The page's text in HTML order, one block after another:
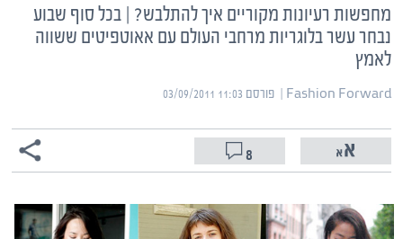
מחפשות רעיונות מקוריים איך להתלבש? | בכל סוף שבוע
נבחר עשר בלוגריות מרחבי העולם עם אאוטפיטים ששווה
לאמץ
Fashion Forward | ‏ פורסם ‎03/09/2011 11:03
8